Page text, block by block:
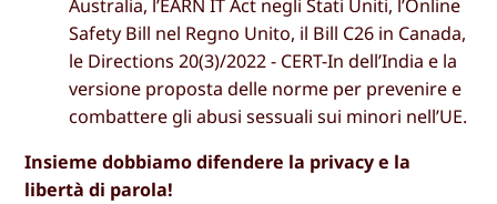
Australia, l’EARN IT Act negli Stati Uniti, l’Online
Safety Bill nel Regno Unito, il Bill C26 in Canada,
le Directions 20(3)/2022 - CERT-In dell’India e la
versione proposta delle norme per prevenire e
combattere gli abusi sessuali sui minori nell’UE.
Insieme dobbiamo difendere la privacy e la
libertà di parola!